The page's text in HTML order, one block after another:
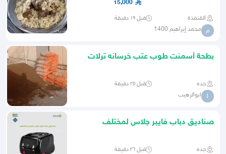
15,000
القنفذة قبل ١٩ دقيقة
م محمد إبراهيم 1400
بطحة أسمنت طوب عتب خرسانه ترلات
جده قبل ٢٥ دقيقة
ا ابوالرهيب
صناديق دباب فايبر جلاس لمختلف
جده قبل ٢٦ دقيقة